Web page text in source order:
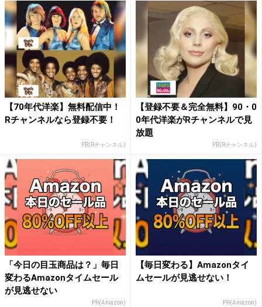
【70年代洋楽】無料配信中！
Rチャンネルなら登録不要！
PR(Rチャンネル)
【登録不要＆完全無料】90・0
0年代洋楽がRチャンネルで見
放題
PR(Rチャンネル)
「今日の目玉商品は？」毎日
変わるAmazonタイムセール
が見逃せない
PR(Amazon)
【毎日変わる】Amazonタイ
ムセールが見逃せない！
PR(Amazon)